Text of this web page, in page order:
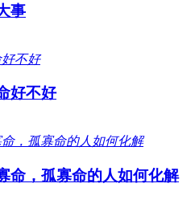
事
好不好
命，孤寡命的人如何化解